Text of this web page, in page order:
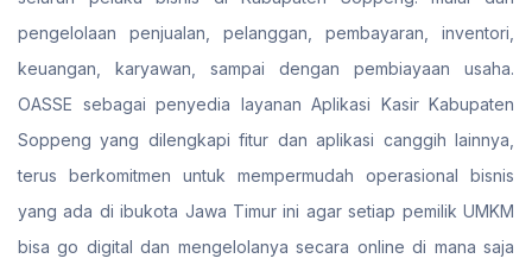
pengelolaan penjualan, pelanggan, pembayaran, inventori,
keuangan, karyawan, sampai dengan pembiayaan usaha.
OASSE sebagai penyedia layanan Aplikasi Kasir Kabupaten
Soppeng yang dilengkapi fitur dan aplikasi canggih lainnya,
terus berkomitmen untuk mempermudah operasional bisnis
yang ada di ibukota Jawa Timur ini agar setiap pemilik UMKM
bisa go digital dan mengelolanya secara online di mana saja